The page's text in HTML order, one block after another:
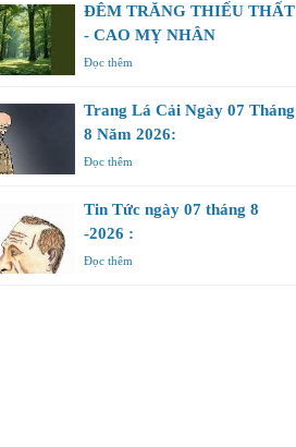
ĐÊM TRĂNG THIẾU THẤT
- CAO MỴ NHÂN
Đọc thêm
Trang Lá Cải Ngày 07 Tháng
8 Năm 2026:
Đọc thêm
Tin Tức ngày 07 tháng 8
-2026 :
Đọc thêm